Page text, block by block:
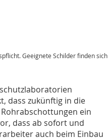
Geeignete Schilder finden sich
dass zukünftig in die
ein
dass ab sofort und
auch beim Einbau